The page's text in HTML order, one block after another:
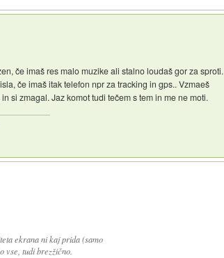
če imaš res malo muzike ali stalno loudaš gor za sproti.
če imaš itak telefon npr za tracking in gps.. Vzmaeš
si zmagal. Jaz komot tudi tečem s tem in me ne moti.
ekrana ni kaj prida (samo
vse, tudi brezžično.